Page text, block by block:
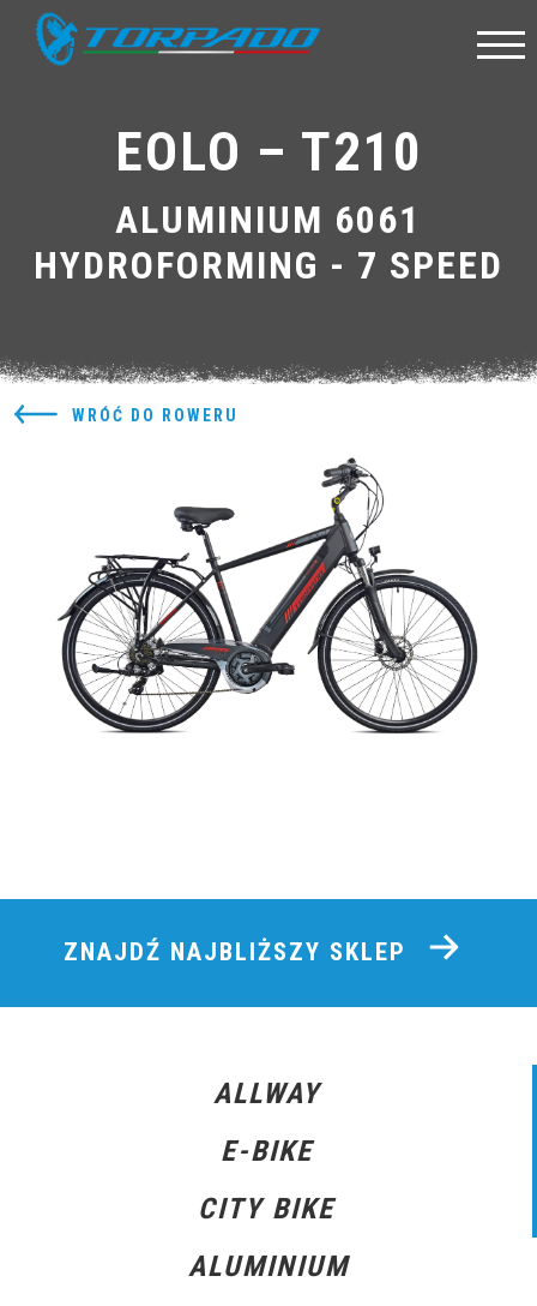
EOLO – T210
ALUMINIUM 6061
HYDROFORMING - 7 SPEED
WRÓĆ DO ROWERU
ZNAJDŹ NAJBLIŻSZY SKLEP
ALLWAY
E-BIKE
CITY BIKE
ALUMINIUM